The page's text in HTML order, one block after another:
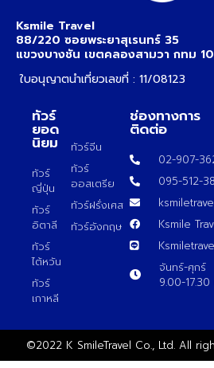
Ksmile Travel
88/220 ซอยพระยาสุเรนทร์ 35
แขวงบางชัน เขตคลองสามวา กทม
ใบอนุญาตนำเที่ยวเลขที่ : 11/08123
ทัวร์
ยอด
นิยม
ทัวร์
ญี่ปุ่น
ทัวร์
อิตาลี
ทัวร์
ไต้หวัน
ทัวร์
เกาหลี
ทัวร์จีน
ทัวร์
ออสเตรีย
ทัวร์ฝรั่งเศส
ทัวร์อังกฤษ
ช่องทางการ
ติดต่อ
02-907-
095-512-
Ksmile
จันทร์-ศุกร์
9.00-17.30
©2022 K SmileTravel Co., Ltd. All